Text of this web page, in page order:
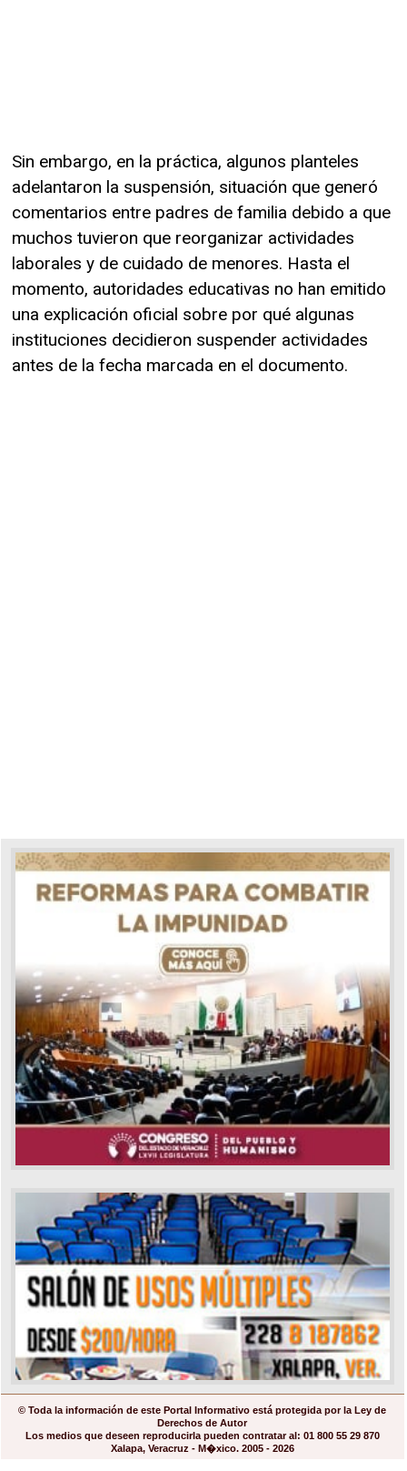
Sin embargo, en la práctica, algunos planteles
adelantaron la suspensión, situación que generó
comentarios entre padres de familia debido a que
muchos tuvieron que reorganizar actividades
laborales y de cuidado de menores. Hasta el
momento, autoridades educativas no han emitido
una explicación oficial sobre por qué algunas
instituciones decidieron suspender actividades
antes de la fecha marcada en el documento.
© Toda la información de este Portal Informativo está protegida por la Ley de
Derechos de Autor
Los medios que deseen reproducirla pueden contratar al: 01 800 55 29 870
Xalapa, Veracruz - M�xico. 2005 - 2026